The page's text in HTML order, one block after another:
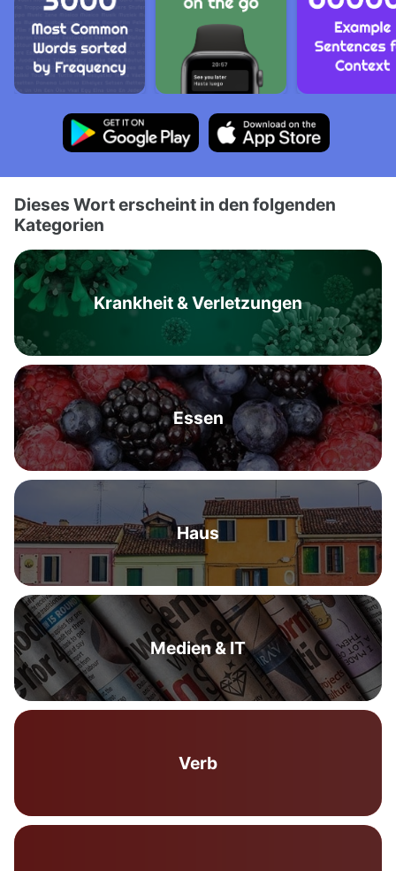
Dieses Wort erscheint in den folgenden
Kategorien
Krankheit & Verletzungen
Essen
Haus
Medien & IT
Verb